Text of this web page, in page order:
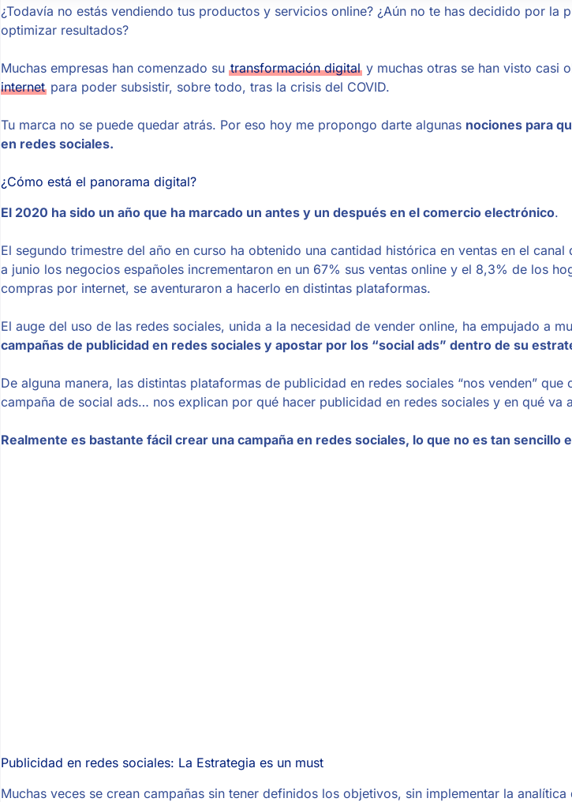
¿Todavía no estás vendiendo tus productos y servicios online? ¿Aún no te has decidido por la
optimizar resultados?
Muchas empresas han comenzado su transformación digital y muchas otras se han visto casi
internet para poder subsistir, sobre todo, tras la crisis del COVID.
Tu marca no se puede quedar atrás. Por eso hoy me propongo darte algunas nociones para
en redes sociales.
¿Cómo está el panorama digital?
El 2020 ha sido un año que ha marcado un antes y un después en el comercio electrónico.
El segundo trimestre del año en curso ha obtenido una cantidad histórica en ventas en el
a junio los negocios españoles incrementaron en un 67% sus ventas online y el 8,3% de los
compras por internet, se aventuraron a hacerlo en distintas plataformas.
El auge del uso de las redes sociales, unida a la necesidad de vender online, ha empujado a
campañas de publicidad en redes sociales y apostar por los “social ads” dentro de su
De alguna manera, las distintas plataformas de publicidad en redes sociales “nos venden” que
campaña de social ads… nos explican por qué hacer publicidad en redes sociales y en qué va
Realmente es bastante fácil crear una campaña en redes sociales, lo que no es tan sencillo
Publicidad en redes sociales: La Estrategia es un must
Muchas veces se crean campañas sin tener definidos los objetivos, sin implementar la